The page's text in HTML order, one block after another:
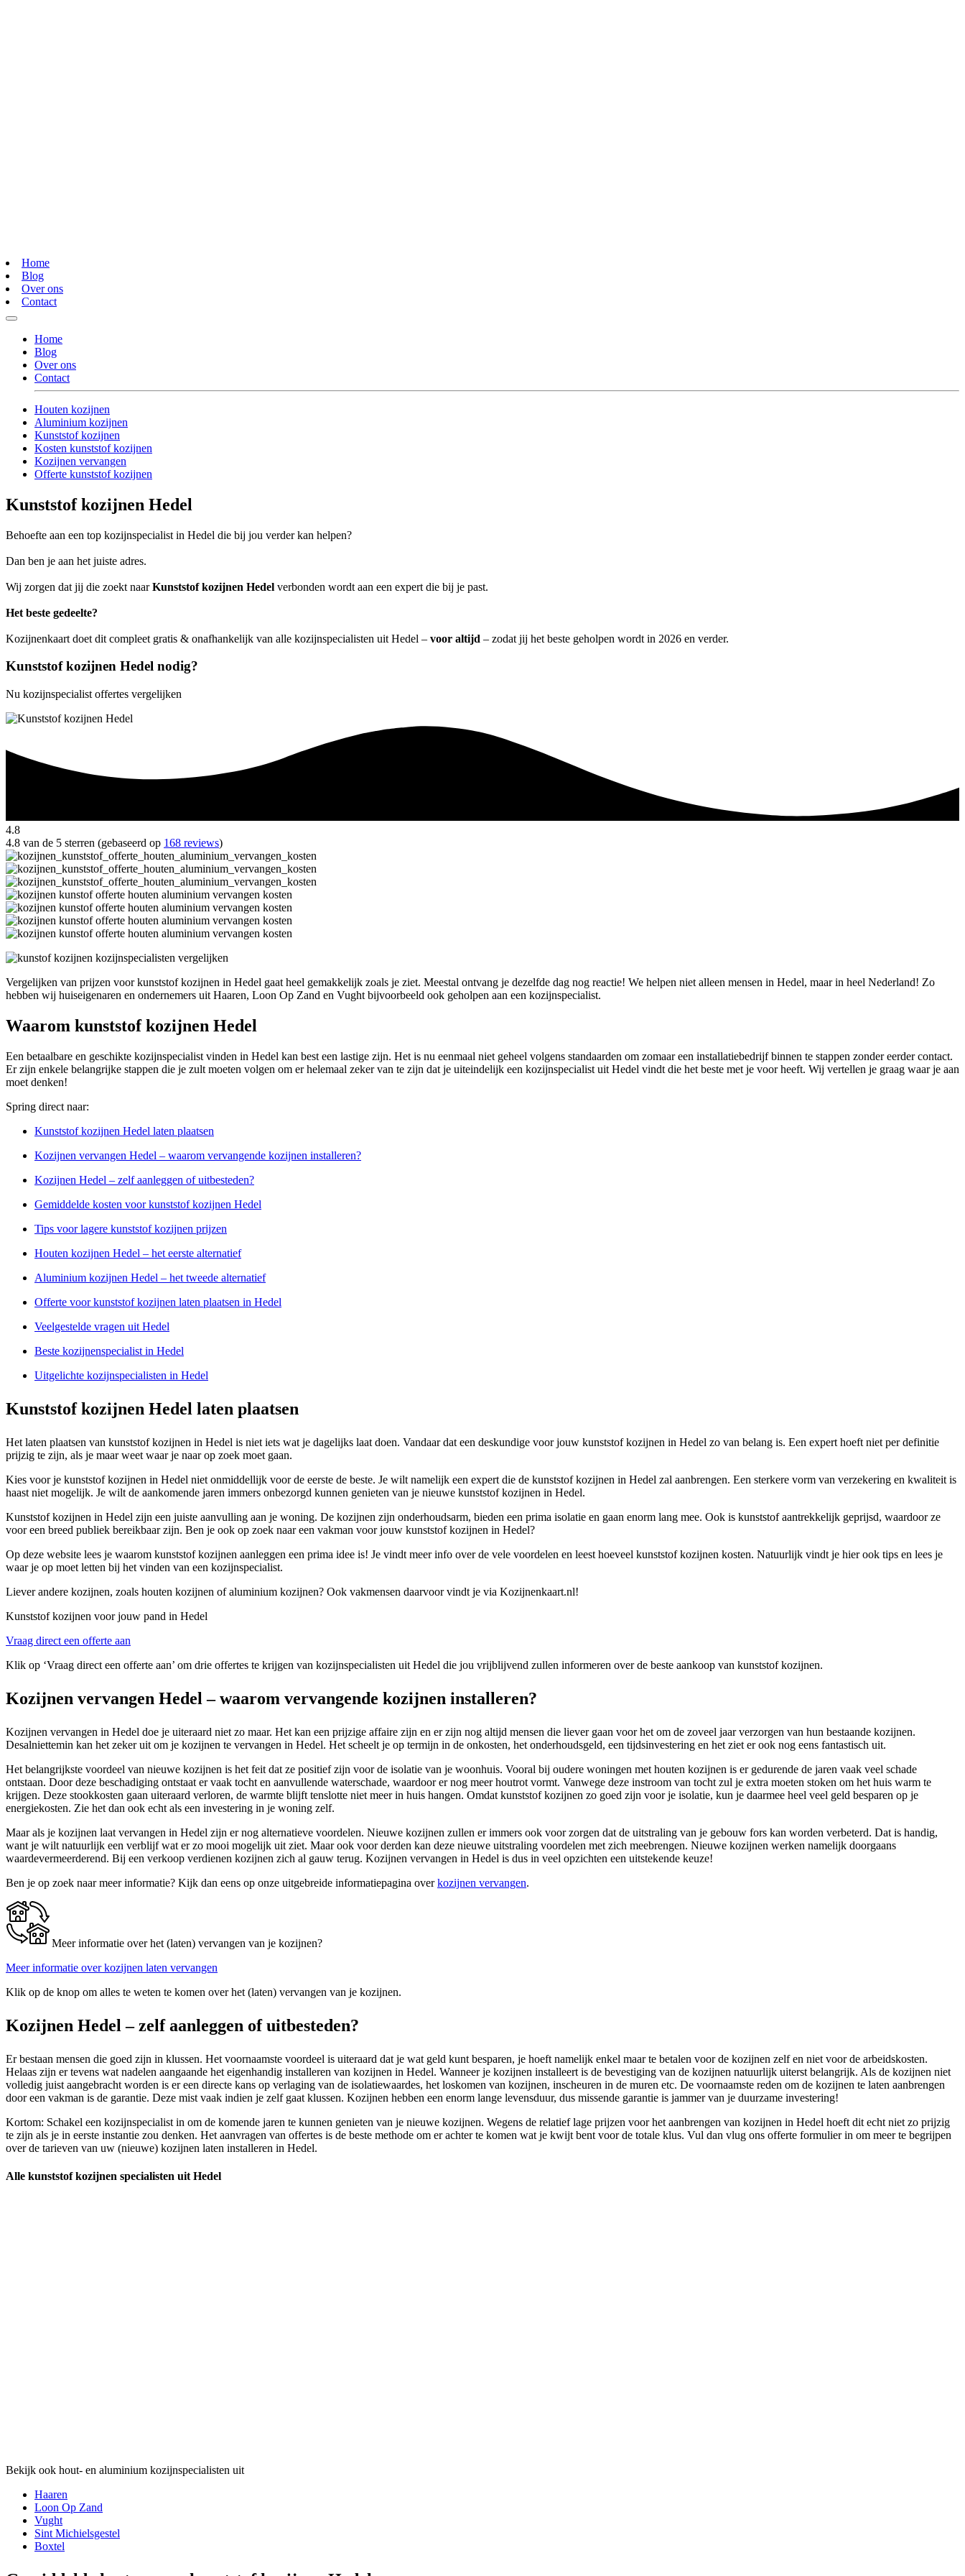
Home
Blog
Over ons
Contact
Home
Blog
Over ons
Contact
Houten kozijnen
Aluminium kozijnen
Kunststof kozijnen
Kosten kunststof kozijnen
Kozijnen vervangen
Offerte kunststof kozijnen
Kunststof kozijnen Hedel
Behoefte aan een top kozijnspecialist in Hedel die bij jou verder kan helpen?
Dan ben je aan het juiste adres.
Wij zorgen dat jij die zoekt naarKunststof kozijnen Hedel verbonden wordt aan een expert die bij je past.
Het beste gedeelte?
Kozijnenkaart doet dit compleet gratis & onafhankelijk van alle kozijnspecialisten uit Hedel – voor altijd – zodat jij het beste geholpen wordt in 2026 en verder.
Kunststof kozijnen Hedel nodig?
Nu kozijnspecialist offertes vergelijken
4.8
4.8 van de 5 sterren (gebaseerd op 168 reviews)
Vergelijken van prijzen voor kunststof kozijnen in Hedel gaat heel gemakkelijk zoals je ziet. Meestal ontvang je dezelfde dag nog reactie! We helpen niet alleen mensen in Hedel, maar in heel Nederland! Zo
hebben wij huiseigenaren en ondernemers uit Haaren, Loon Op Zand en Vught bijvoorbeeld ook geholpen aan een kozijnspecialist.
Waarom kunststof kozijnen Hedel
Een betaalbare en geschikte kozijnspecialist vinden in Hedel kan best een lastige zijn. Het is nu eenmaal niet geheel volgens standaarden om zomaar een installatiebedrijf binnen te stappen zonder eerder contact.
Er zijn enkele belangrijke stappen die je zult moeten volgen om er helemaal zeker van te zijn dat je uiteindelijk een kozijnspecialist uit Hedel vindt die het beste met je voor heeft. Wij vertellen je graag waar je aan
moet denken!
Spring direct naar:
Kunststof kozijnen Hedel laten plaatsen
Kozijnen vervangen Hedel – waarom vervangende kozijnen installeren?
Kozijnen Hedel – zelf aanleggen of uitbesteden?
Gemiddelde kosten voor kunststof kozijnen Hedel
Tips voor lagere kunststof kozijnen prijzen
Houten kozijnen Hedel – het eerste alternatief
Aluminium kozijnen Hedel – het tweede alternatief
Offerte voor kunststof kozijnen laten plaatsen in Hedel
Veelgestelde vragen uit Hedel
Beste kozijnenspecialist in Hedel
Uitgelichte kozijnspecialisten in Hedel
Kunststof kozijnen Hedel laten plaatsen
Het laten plaatsen van kunststof kozijnen in Hedel is niet iets wat je dagelijks laat doen. Vandaar dat een deskundige voor jouw kunststof kozijnen in Hedel zo van belang is. Een expert hoeft niet per definitie
prijzig te zijn, als je maar weet waar je naar op zoek moet gaan.
Kies voor je kunststof kozijnen in Hedel niet onmiddellijk voor de eerste de beste. Je wilt namelijk een expert die de kunststof kozijnen in Hedel zal aanbrengen. Een sterkere vorm van verzekering en kwaliteit is
haast niet mogelijk. Je wilt de aankomende jaren immers onbezorgd kunnen genieten van je nieuwe kunststof kozijnen in Hedel.
Kunststof kozijnen in Hedel zijn een juiste aanvulling aan je woning. De kozijnen zijn onderhoudsarm, bieden een prima isolatie en gaan enorm lang mee. Ook is kunststof aantrekkelijk geprijsd, waardoor ze
voor een breed publiek bereikbaar zijn. Ben je ook op zoek naar een vakman voor jouw kunststof kozijnen in Hedel?
Op deze website lees je waarom kunststof kozijnen aanleggen een prima idee is! Je vindt meer info over de vele voordelen en leest hoeveel kunststof kozijnen kosten. Natuurlijk vindt je hier ook tips en lees je
waar je op moet letten bij het vinden van een kozijnspecialist.
Liever andere kozijnen, zoals houten kozijnen of aluminium kozijnen? Ook vakmensen daarvoor vindt je via Kozijnenkaart.nl!
Kunststof kozijnen voor jouw pand in Hedel
Vraag direct een offerte aan
Klik op ‘Vraag direct een offerte aan’ om drie offertes te krijgen van kozijnspecialisten uit Hedel die jou vrijblijvend zullen informeren over de beste aankoop van kunststof kozijnen.
Kozijnen vervangen Hedel – waarom vervangende kozijnen installeren?
Kozijnen vervangen in Hedel doe je uiteraard niet zo maar. Het kan een prijzige affaire zijn en er zijn nog altijd mensen die liever gaan voor het om de zoveel jaar verzorgen van hun bestaande kozijnen.
Desalniettemin kan het zeker uit om je kozijnen te vervangen in Hedel. Het scheelt je op termijn in de onkosten, het onderhoudsgeld, een tijdsinvestering en het ziet er ook nog eens fantastisch uit.
Het belangrijkste voordeel van nieuwe kozijnen is het feit dat ze positief zijn voor de isolatie van je woonhuis. Vooral bij oudere woningen met houten kozijnen is er gedurende de jaren vaak veel schade
ontstaan. Door deze beschadiging ontstaat er vaak tocht en aanvullende waterschade, waardoor er nog meer houtrot vormt. Vanwege deze instroom van tocht zul je extra moeten stoken om het huis warm te
krijgen. Deze stookkosten gaan uiteraard verloren, de warmte blijft tenslotte niet meer in huis hangen. Omdat kunststof kozijnen zo goed zijn voor je isolatie, kun je daarmee heel veel geld besparen op je
energiekosten. Zie het dan ook echt als een investering in je woning zelf.
Maar als je kozijnen laat vervangen in Hedel zijn er nog alternatieve voordelen. Nieuwe kozijnen zullen er immers ook voor zorgen dat de uitstraling van je gebouw fors kan worden verbeterd. Dat is handig,
want je wilt natuurlijk een verblijf wat er zo mooi mogelijk uit ziet. Maar ook voor derden kan deze nieuwe uitstraling voordelen met zich meebrengen. Nieuwe kozijnen werken namelijk doorgaans
waardevermeerderend. Bij een verkoop verdienen kozijnen zich al gauw terug. Kozijnen vervangen in Hedel is dus in veel opzichten een uitstekende keuze!
Ben je op zoek naar meer informatie? Kijk dan eens op onze uitgebreide informatiepagina overkozijnen vervangen.
Meer informatie over het (laten) vervangen van je kozijnen?
Meer informatie over kozijnen laten vervangen
Klik op de knop om alles te weten te komen over het (laten) vervangen van je kozijnen.
Kozijnen Hedel – zelf aanleggen of uitbesteden?
Er bestaan mensen die goed zijn in klussen. Het voornaamste voordeel is uiteraard dat je wat geld kunt besparen, je hoeft namelijk enkel maar te betalen voor de kozijnen zelf en niet voor de arbeidskosten.
Helaas zijn er tevens wat nadelen aangaande het eigenhandig installeren van kozijnen in Hedel. Wanneer je kozijnen installeert is de bevestiging van de kozijnen natuurlijk uiterst belangrijk. Als de kozijnen niet
volledig juist aangebracht worden is er een directe kans op verlaging van de isolatiewaardes, het loskomen van kozijnen, inscheuren in de muren etc. De voornaamste reden om de kozijnen te laten aanbrengen
door een vakman is de garantie. Deze mist vaak indien je zelf gaat klussen. Kozijnen hebben een enorm lange levensduur, dus missende garantie is jammer van je duurzame investering!
Kortom: Schakel een kozijnspecialist in om de komende jaren te kunnen genieten van je nieuwe kozijnen. Wegens de relatief lage prijzen voor het aanbrengen van kozijnen in Hedel hoeft dit echt niet zo prijzig
te zijn als je in eerste instantie zou denken. Het aanvragen van offertes is de beste methode om er achter te komen wat je kwijt bent voor de totale klus. Vul dan vlug ons offerte formulier in om meer te begrijpen
over de tarieven van uw (nieuwe) kozijnen laten installeren in Hedel.
Alle kunststof kozijnen specialisten uit Hedel
Bekijk ook hout- en aluminium kozijnspecialisten uit
Haaren
Loon Op Zand
Vught
Sint Michielsgestel
Boxtel